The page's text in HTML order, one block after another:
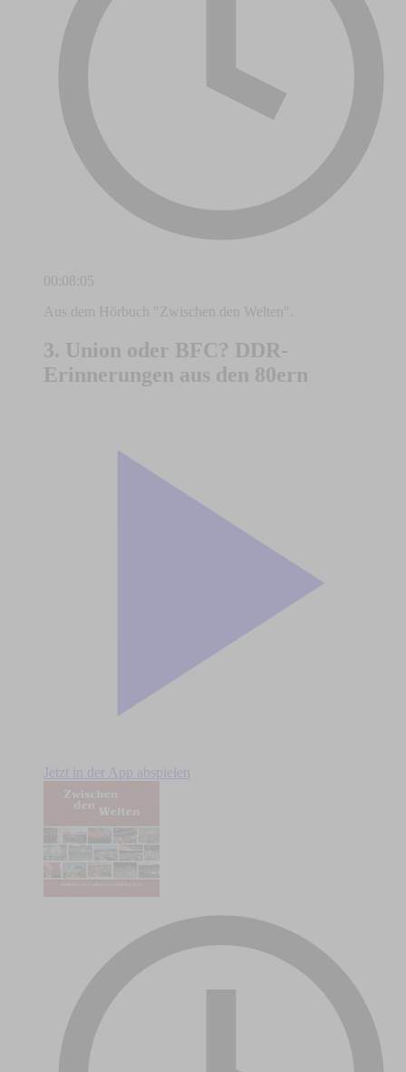
00:08:05
Aus dem Hörbuch "Zwischen den Welten".
3. Union oder BFC? DDR-
Erinnerungen aus den 80ern
Jetzt in der App abspielen